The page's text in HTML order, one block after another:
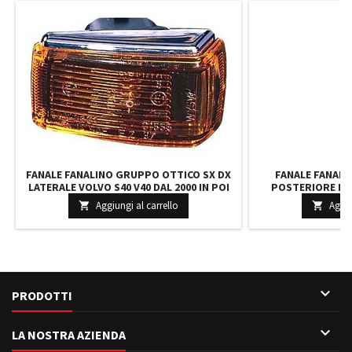
FANALE FANALINO GRUPPO OTTICO SX DX
LATERALE VOLVO S40 V40 DAL 2000 IN POI
 Aggiungi al carrello
FANALE
POSTERIORE
PORTE

PRODOTTI 
LA NOSTRA AZIENDA 